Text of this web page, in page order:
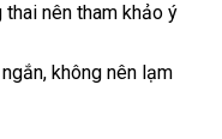
thai nên tham khảo ý
không nên lạm